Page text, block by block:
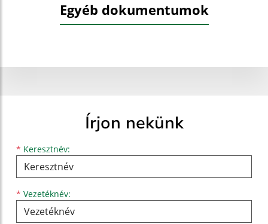
Egyéb dokumentumok
Írjon nekünk
* Keresztnév:
Keresztnév
* Vezetéknév:
Vezetéknév
E-mail cím